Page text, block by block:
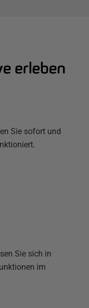
erleben
Sie sofort und
Sie sich in
im